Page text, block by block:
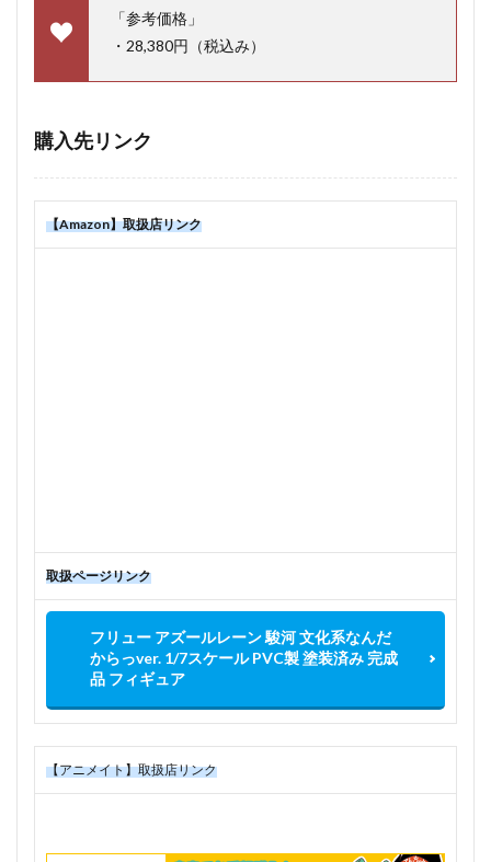
「参考価格」
・28,380円（税込み）
購入先リンク
【Amazon】取扱店リンク
取扱ページリンク
フリュー アズールレーン 駿河 文化系なんだ
からっver. 1/7スケール PVC製 塗装済み 完成
品 フィギュア
【アニメイト】取扱店リンク